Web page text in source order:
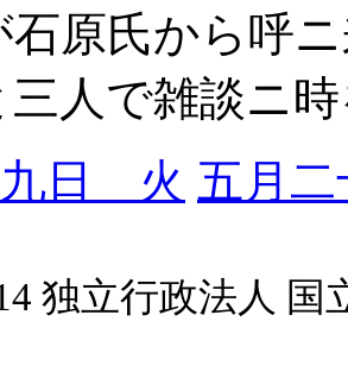
石原氏から呼
三人で雑談ニ
九日 火 五月
独立行政法人 国